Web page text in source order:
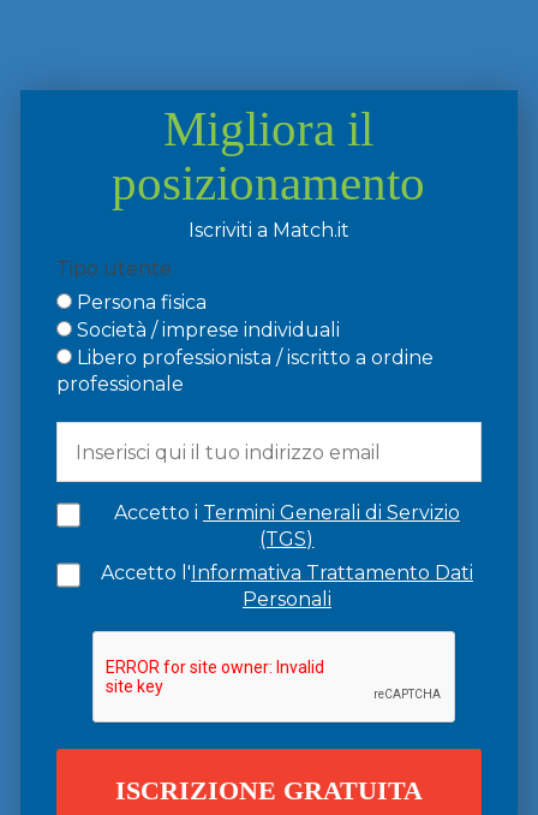
Migliora il
posizionamento
Iscriviti a Match.it
Tipo utente
Persona fisica
Società / imprese individuali
Libero professionista / iscritto a ordine
professionale
Accetto i Termini Generali di Servizio
(TGS)
Accetto l'Informativa Trattamento Dati
Personali